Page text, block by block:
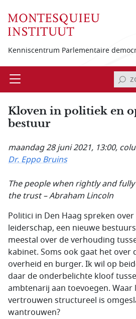
Kenniscentrum Parlementaire
Open
Kloven in politiek en
bestuur
maandag 28 juni 2021, 13:00,
Dr. Eppo Bruins
The people when rightly and
the trust – Abraham Lincoln
Politici in Den Haag spreken
leiderschap, een nieuwe
meestal over de verhouding
kabinet. Soms ook gaat het over
overheid en burger. Ik wil op
daar de onderbelichte kloof
ambtenarij aan toevoegen. Waar
vertrouwen structureel is
wantrouwen?